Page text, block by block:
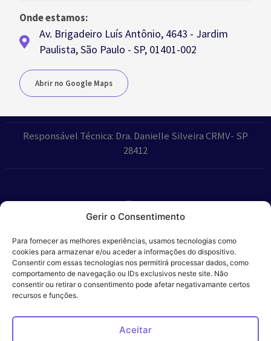
Gerir o Consentimento
Para fornecer as melhores experiências, usamos tecnologias como
cookies para armazenar e/ou aceder a informações do dispositivo.
Consentir com essas tecnologias nos permitirá processar dados, como
comportamento de navegação ou IDs exclusivos neste site. Não
consentir ou retirar o consentimento pode afetar negativamante certos
recursos e funções.
Aceitar
Onde estamos:
Av. Brigadeiro Luís Antônio, 4643 - Jardim
Paulista, São Paulo - SP, 01401-002
Abrir no Google Maps
Responsável Técnica: Dra. Danielle Silveira CRMV- SP
28412
Parceiros:
Veros – Hospital
Ética